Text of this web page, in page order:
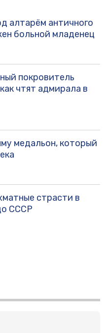
алтарём античного
больной младенец
покровитель
чтят адмирала в
медальон, который
страсти в
СССР